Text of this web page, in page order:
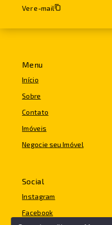
Menu
Início
Sobre
Contato
Imóveis
Negocie seu Imóvel
Social
Instagram
Facebook
Ver e-mail